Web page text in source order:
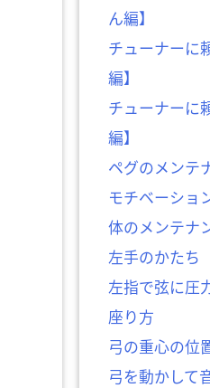
ん編】
チューナーに
編】
チューナーに
編】
ペグのメンテ
モチベーショ
体のメンテナ
左手のかたち
左指で弦に圧
座り方
弓の重心の位
弓を動かして